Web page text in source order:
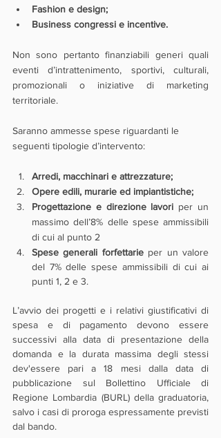
Fashion e design;
Business congressi e incentive.
Non sono pertanto finanziabili generi quali
eventi d’intrattenimento, sportivi, culturali,
promozionali o iniziative di marketing
territoriale.
Saranno ammesse spese riguardanti le
seguenti tipologie d’intervento:
Arredi, macchinari e attrezzature;
Opere edili, murarie ed impiantistiche;
Progettazione e direzione lavori per un
massimo dell’8% delle spese ammissibili
di cui al punto 2
Spese generali forfettarie per un valore
del 7% delle spese ammissibili di cui ai
punti 1, 2 e 3.
L’avvio dei progetti e i relativi giustificativi di
spesa e di pagamento devono essere
successivi alla data di presentazione della
domanda e la durata massima degli stessi
dev'essere pari a 18 mesi dalla data di
pubblicazione sul Bollettino Ufficiale di
Regione Lombardia (BURL) della graduatoria,
salvo i casi di proroga espressamente previsti
dal bando.